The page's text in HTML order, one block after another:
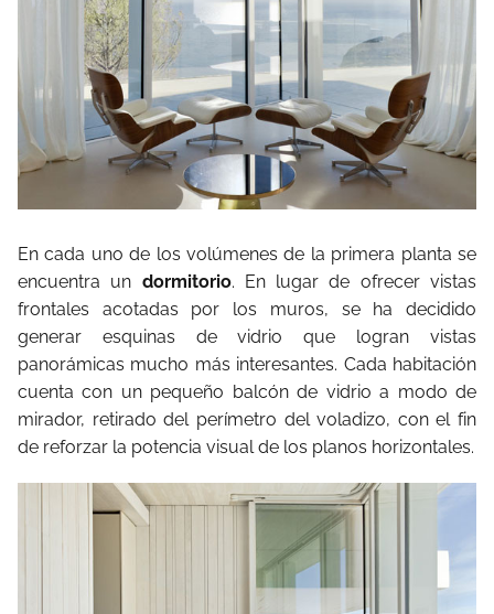
En cada uno de los volúmenes de la primera planta se
encuentra un dormitorio. En lugar de ofrecer vistas
frontales acotadas por los muros, se ha decidido
generar esquinas de vidrio que logran vistas
panorámicas mucho más interesantes. Cada habitación
cuenta con un pequeño balcón de vidrio a modo de
mirador, retirado del perímetro del voladizo, con el fin
de reforzar la potencia visual de los planos horizontales.